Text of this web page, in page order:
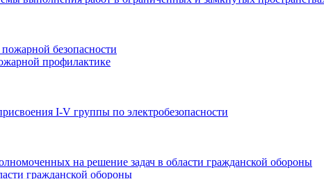
безопасности
профилактике
I-V группы по электробезопасности
на решение задач в области гражданской обороны
гражданской обороны